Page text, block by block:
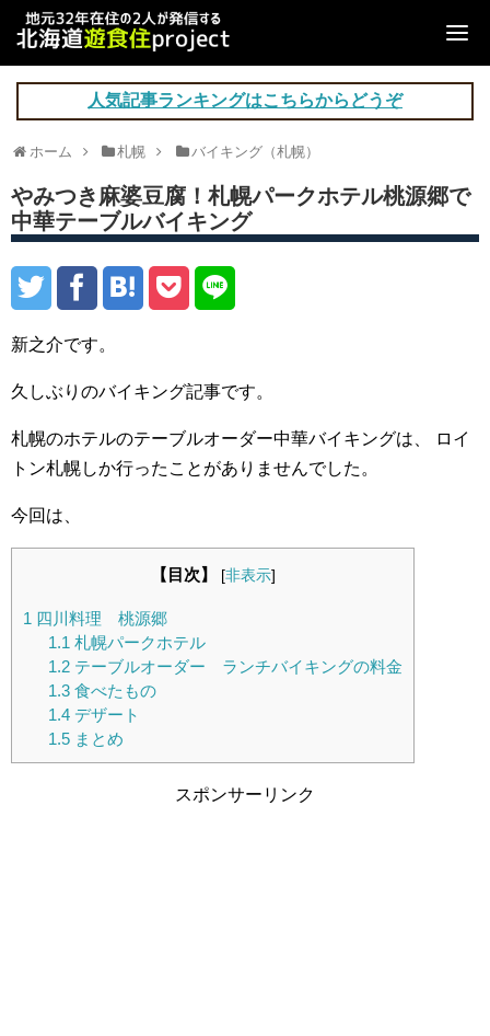
人気記事ランキングはこちらからどうぞ
ホーム 札幌 バイキング（札幌）
やみつき麻婆豆腐！札幌パークホテル桃源郷で
中華テーブルバイキング
新之介です。
久しぶりのバイキング記事です。
札幌のホテルのテーブルオーダー中華バイキングは、
ロイ
トン札幌しか行ったことがありませんでした。
今回は、
【目次】 [非表示]
1 四川料理 桃源郷
1.1 札幌パークホテル
1.2テーブルオーダー ランチバイキングの料金
1.3食べたもの
1.4デザート
1.5まとめ
スポンサーリンク